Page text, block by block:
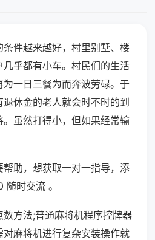
件越来越好，村里别墅、楼
乎都有小车。村民们的生活
一日三餐为而奔波劳碌。于
休金的老人就会时不时的到
虽然打得小，但如果经常输
助，想获取一对一指导，添
时交流 。
方法;普通麻将机程序控牌器
麻将机进行复杂安装操作就